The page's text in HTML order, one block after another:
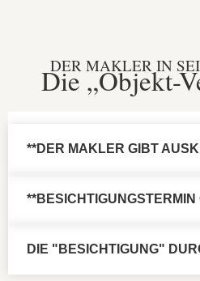
DER MAKLER IN
Die „Objekt-
**DER MAKLER GIBT
DIE "BESICHTIGUNG"